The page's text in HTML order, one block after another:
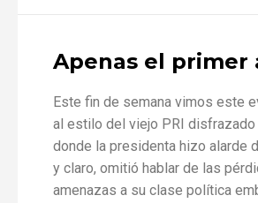
Apenas el primer
Este fin de semana vimos este
al estilo del viejo PRI disfrazado
donde la presidenta hizo alarde
y claro, omitió hablar de las
amenazas a su clase política